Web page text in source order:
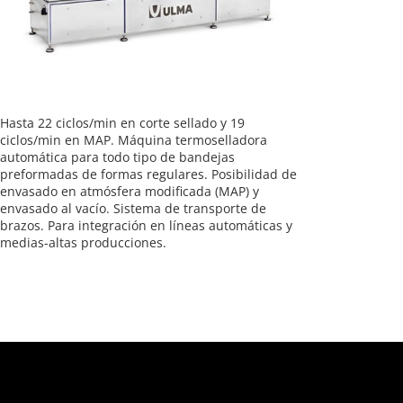
Hasta 22 ciclos/min en corte sellado y 19
ciclos/min en MAP. Máquina termoselladora
automática para todo tipo de bandejas
preformadas de formas regulares. Posibilidad de
envasado en atmósfera modificada (MAP) y
envasado al vacío. Sistema de transporte de
brazos. Para integración en líneas automáticas y
medias-altas producciones.